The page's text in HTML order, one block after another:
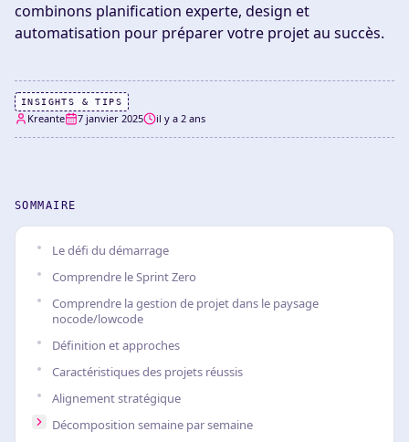
combinons planification experte, design et
automatisation pour préparer votre projet au succès.
INSIGHTS & TIPS
Kreante 7 janvier 2025 il y a 2 ans
SOMMAIRE
Le défi du démarrage
Comprendre le Sprint Zero
Comprendre la gestion de projet dans le paysage
nocode/lowcode
Définition et approches
Caractéristiques des projets réussis
Alignement stratégique
Décomposition semaine par semaine